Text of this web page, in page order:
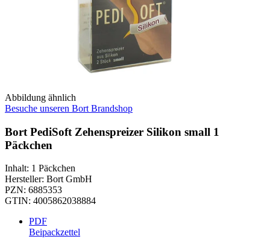
Abbildung ähnlich
Besuche unseren Bort Brandshop
Bort PediSoft Zehenspreizer Silikon small 1
Päckchen
Inhalt: 1 Päckchen
Hersteller: Bort GmbH
PZN: 6885353
GTIN: 4005862038884
PDF
Beipackzettel